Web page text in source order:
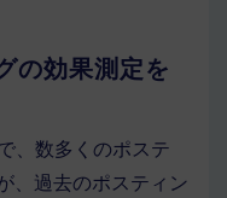
効果測定を
、数多くのポステ
、過去のポスティン